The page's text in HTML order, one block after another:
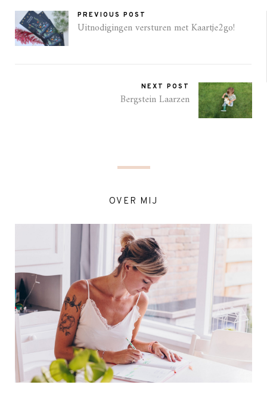
PREVIOUS POST
Uitnodigingen versturen met Kaartje2go!
NEXT POST
Bergstein Laarzen
OVER MIJ